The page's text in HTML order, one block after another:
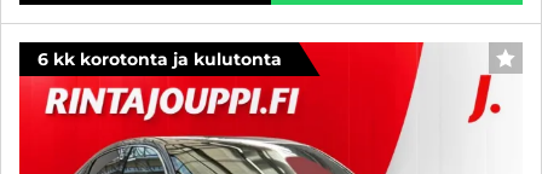
6 kk korotonta ja kulutonta